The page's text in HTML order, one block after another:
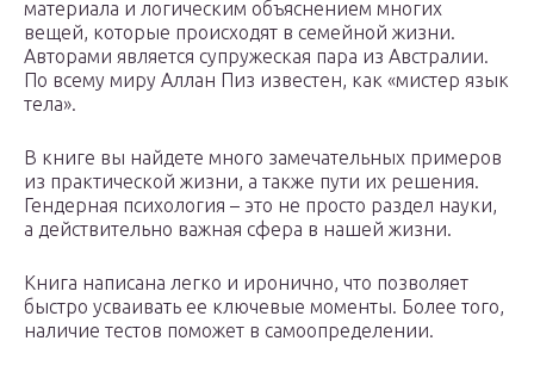
материала и логическим объяснением многих
вещей, которые происходят в семейной жизни.
Авторами является супружеская пара из Австралии.
По всему миру Аллан Пиз известен, как «мистер язык
тела».
В книге вы найдете много замечательных примеров
из практической жизни, а также пути их решения.
Гендерная психология – это не просто раздел науки,
а действительно важная сфера в нашей жизни.
Книга написана легко и иронично, что позволяет
быстро усваивать ее ключевые моменты. Более того,
наличие тестов поможет в самоопределении.